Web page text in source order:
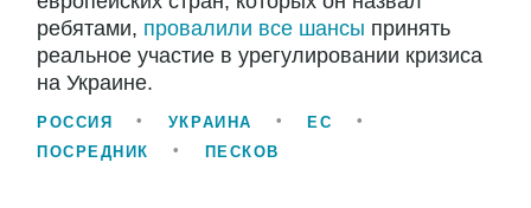
ребятами, провалили все шансы принять
реальное участие в урегулировании кризиса
на Украине.
РОССИЯ УКРАИНА
ЕС
ПОСРЕДНИК
ПЕСКОВ